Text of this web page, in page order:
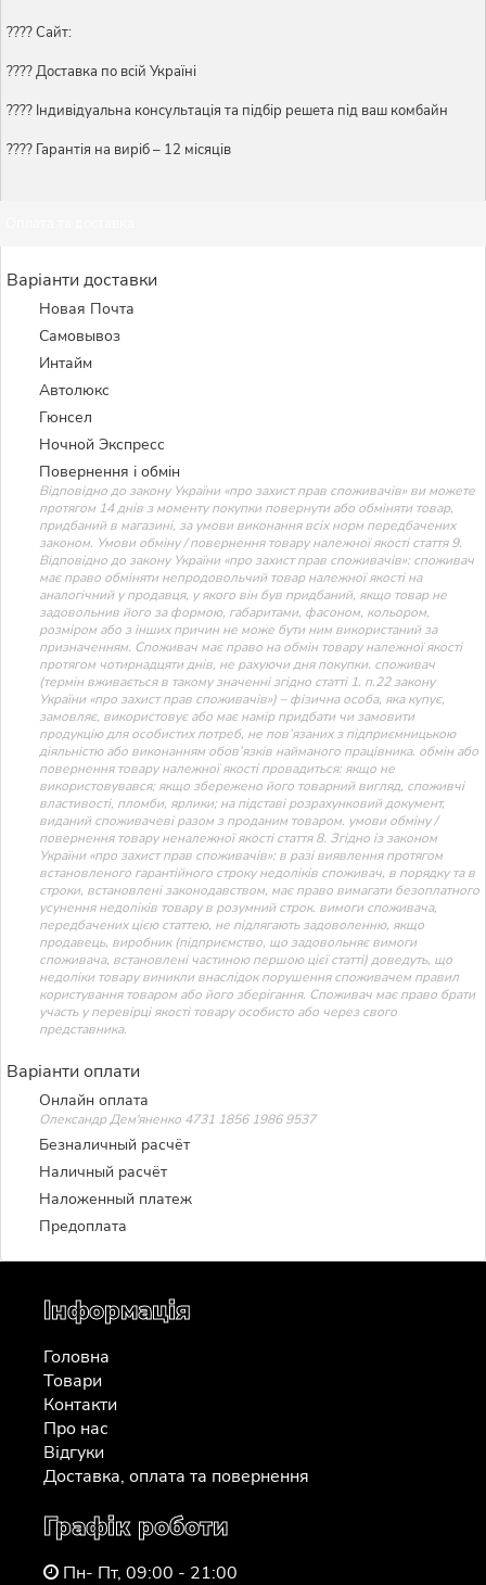
???? Сайт:
???? Доставка по всій Україні
????️ Індивідуальна консультація та підбір решета під ваш комбайн
???? Гарантія на виріб – 12 місяців
Варіанти доставки
Новая Почта
Самовывоз
Интайм
Автолюкс
Гюнсел
Ночной Экспресс
Повернення і обмін
Відповідно до закону України «про захист прав споживачів» ви можете
протягом 14 днів з моменту покупки повернути або обміняти товар,
придбаний в магазині, за умови виконання всіх норм передбачених
законом. Умови обміну / повернення товару належної якості стаття 9.
Відповідно до закону України «про захист прав споживачів»: споживач
має право обміняти непродовольчий товар належної якості на
аналогічний у продавця, у якого він був придбаний, якщо товар не
задовольнив його за формою, габаритами, фасоном, кольором,
розміром або з інших причин не може бути ним використаний за
призначенням. Споживач має право на обмін товару належної якості
протягом чотирнадцяти днів, не рахуючи дня покупки. споживач
(термін вживається в такому значенні згідно статті 1. п.22 закону
України «про захист прав споживачів») – фізична особа, яка купує,
замовляє, використовує або має намір придбати чи замовити
продукцію для особистих потреб, не пов’язаних з підприємницькою
діяльністю або виконанням обов’язків найманого працівника. обмін або
повернення товару належної якості провадиться: якщо не
використовувався; якщо збережено його товарний вигляд, споживчі
властивості, пломби, ярлики; на підставі розрахунковий документ,
виданий споживачеві разом з проданим товаром. умови обміну /
повернення товару неналежної якості стаття 8. Згідно із законом
України «про захист прав споживачів»: в разі виявлення протягом
встановленого гарантійного строку недоліків споживач, в порядку та в
строки, встановлені законодавством, має право вимагати безоплатного
усунення недоліків товару в розумний строк. вимоги споживача,
передбачених цією статтею, не підлягають задоволенню, якщо
продавець, виробник (підприємство, що задовольняє вимоги
споживача, встановлені частиною першою цієї статті) доведуть, що
недоліки товару виникли внаслідок порушення споживачем правил
користування товаром або його зберігання. Споживач має право брати
участь у перевірці якості товару особисто або через свого
представника.
Варіанти оплати
Онлайн оплата
Олександр Дем'яненко 4731 1856 1986 9537
Безналичный расчёт
Наличный расчёт
Наложенный платеж
Предоплата
Інформація
Головна
Товари
Контакти
Про нас
Відгуки
Доставка, оплата та повернення
Графік роботи
Пн- Пт, 09:00 - 21:00